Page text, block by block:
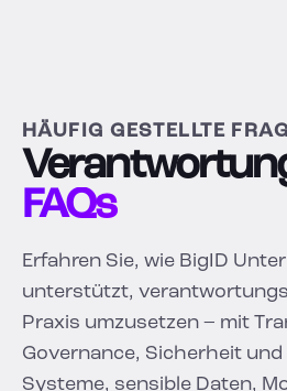
HÄUFIG GESTELLTE
FAQs
Erfahren Sie, wie BigID
unterstützt,
Praxis umzusetzen – mit
Governance, Sicherheit
Systeme, sensible Daten,